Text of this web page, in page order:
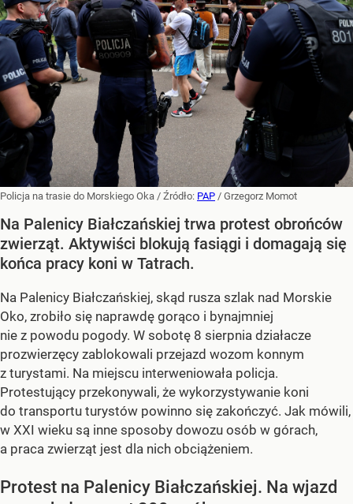
Policja na trasie do Morskiego Oka / Źródło: PAP / Grzegorz Momot
Na Palenicy Białczańskiej trwa protest obrońców
zwierząt. Aktywiści blokują fasiągi i domagają się
końca pracy koni w Tatrach.
Na Palenicy Białczańskiej, skąd rusza szlak nad Morskie
Oko, zrobiło się naprawdę gorąco i bynajmniej
nie z powodu pogody. W sobotę 8 sierpnia działacze
prozwierzęcy zablokowali przejazd wozom konnym
z turystami. Na miejscu interweniowała policja.
Protestujący przekonywali, że wykorzystywanie koni
do transportu turystów powinno się zakończyć. Jak mówili,
w XXI wieku są inne sposoby dowozu osób w górach,
a praca zwierząt jest dla nich obciążeniem.
Protest na Palenicy Białczańskiej. Na wjazd